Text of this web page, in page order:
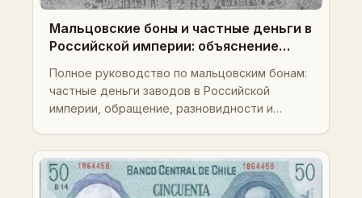
Мальцовские боны и частные деньги в
Российской империи: объяснение
Полное руководство по мальцовским бонам:
частные деньги заводов в Российской
империи, обращение, разновидности и